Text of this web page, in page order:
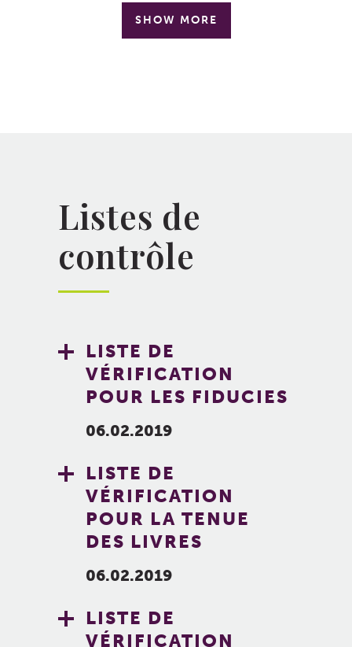
SHOW MORE
Listes de
contrôle
LISTE DE
VÉRIFICATION
POUR LES FIDUCIES
06.02.2019
LISTE DE
VÉRIFICATION
POUR LA TENUE
DES LIVRES
06.02.2019
LISTE DE
VÉRIFICATION